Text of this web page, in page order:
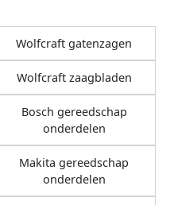
Wolfcraft gatenzagen
Wolfcraft zaagbladen
Bosch gereedschap
onderdelen
Makita gereedschap
onderdelen